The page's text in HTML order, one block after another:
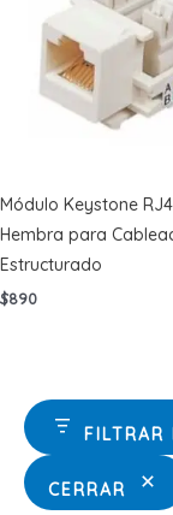
FILTRAR
CERRAR
Módulo Keystone
Hembra para
Estructurado
$890